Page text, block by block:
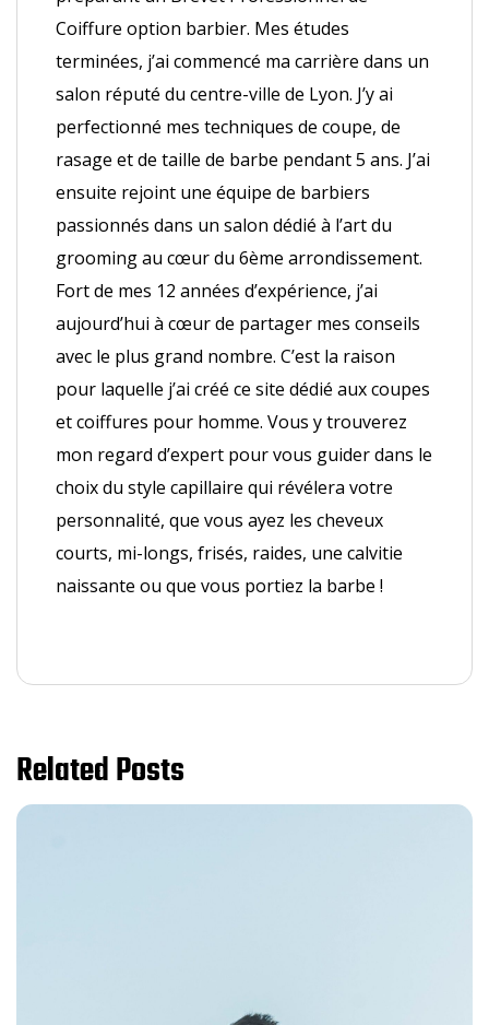
Coiffure option barbier. Mes études
terminées, j’ai commencé ma carrière dans un
salon réputé du centre-ville de Lyon. J’y ai
perfectionné mes techniques de coupe, de
rasage et de taille de barbe pendant 5 ans. J’ai
ensuite rejoint une équipe de barbiers
passionnés dans un salon dédié à l’art du
grooming au cœur du 6ème arrondissement.
Fort de mes 12 années d’expérience, j’ai
aujourd’hui à cœur de partager mes conseils
avec le plus grand nombre. C’est la raison
pour laquelle j’ai créé ce site dédié aux coupes
et coiffures pour homme. Vous y trouverez
mon regard d’expert pour vous guider dans le
choix du style capillaire qui révélera votre
personnalité, que vous ayez les cheveux
courts, mi-longs, frisés, raides, une calvitie
naissante ou que vous portiez la barbe !
Related Posts